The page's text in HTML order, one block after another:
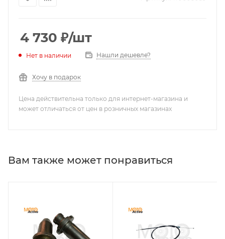
4 730 ₽/шт
Нет в наличии Нашли дешевле?
Хочу в подарок
Цена действительна только для интернет-магазина и
может отличаться от цен в розничных магазинах
Вам также может понравиться